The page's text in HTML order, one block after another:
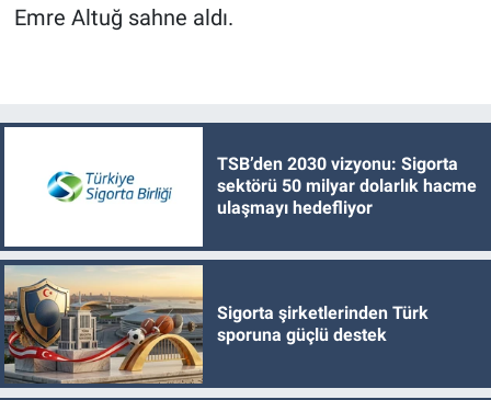
Emre Altuğ sahne aldı.
TSB’den 2030 vizyonu: Sigorta
sektörü 50 milyar dolarlık hacme
ulaşmayı hedefliyor
Sigorta şirketlerinden Türk
sporuna güçlü destek